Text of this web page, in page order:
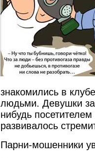
знакомились в
людьми. Девушки
нибудь
развивалось
Парни-мошенники